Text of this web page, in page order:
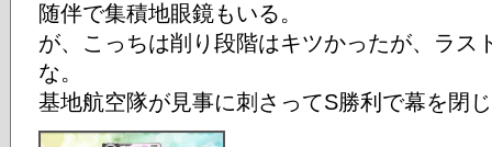
随伴で集積地眼鏡もいる。
が、こっちは削り段階はキツかったが、ラス
な。
基地航空隊が見事に刺さってS勝利で幕を閉